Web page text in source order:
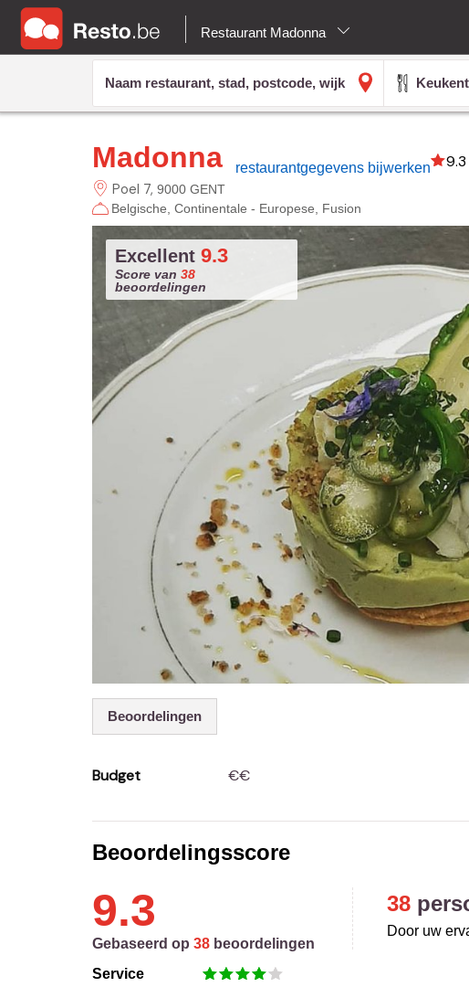
Restaurant Madonna
Madonna restaurantgegevens bijwerken 9.3
Poel 7 9000 GENT
Belgische Continentale - Europese Fusion
Excellent 9.3
Score van 38
beoordelingen
Beoordelingen
Budget €€
Beoordelingsscore
9.3
Gebaseerd op 38 beoordelingen
Service
38
Door uw